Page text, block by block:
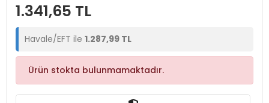
1.341,65 TL
Havale/EFT ile 1.287,99 TL
Ürün stokta bulunmamaktadır.